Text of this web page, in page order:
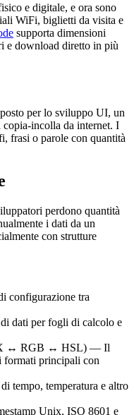
e digitale, e ora sono
WiFi, biglietti da visita e
supporta dimensioni
e download diretto in più
per lo sviluppo UI, un
copia-incolla da internet. I
frasi o parole con quantità
perdono quantità
i dati da un
con strutture
tra
dati per fogli di calcolo e
↔ RGB ↔ HSL) — Il
formati principali con
tempo, temperatura e altro
Unix, ISO 8601 e